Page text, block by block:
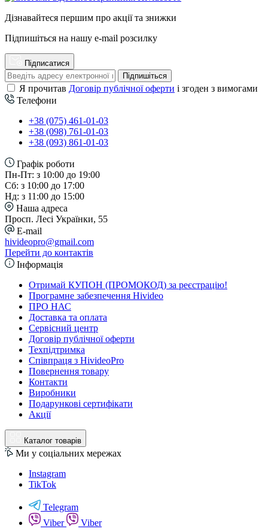
Дізнавайтеся першим про акції та знижки
Підпишіться на нашу e-mail розсилку
Підписатися
Підпишіться
Я прочитав Договір публічної оферти і згоден з вимогами
Телефони
+38 (075) 461-01-03
+38 (098) 761-01-03
+38 (093) 861-01-03
Графік роботи
Пн-Пт: з 10:00 до 19:00
Сб: з 10:00 до 17:00
Нд: з 11:00 до 15:00
Наша адреса
Просп. Лесі Українки, 55
E-mail
hivideopro@gmail.com
Перейти до контактів
Інформація
Отримай КУПОН (ПРОМОКОД) за реєстрацію!
Програмне забезпечення Hivideo
ПРО НАС
Доставка та оплата
Сервісний центр
Договір публічної оферти
Техпідтримка
Співпраця з HivideoPro
Повернення товару
Контакти
Виробники
Подарункові сертифікати
Акції
Каталог товарів
Ми у соціальних мережах
Instagram
TikTok
Telegram
Viber
Viber